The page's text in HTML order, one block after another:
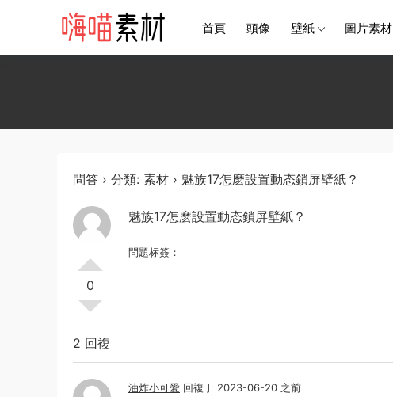
首頁 頭像 壁紙 圖片素材
問答 › 分類: 素材 › 魅族17怎麽設置動态鎖屏壁紙？
0
魅族17怎麽設置動态鎖屏壁紙？
問題标簽：
2 回複
油炸小可愛 回複于 2023-06-20 之前